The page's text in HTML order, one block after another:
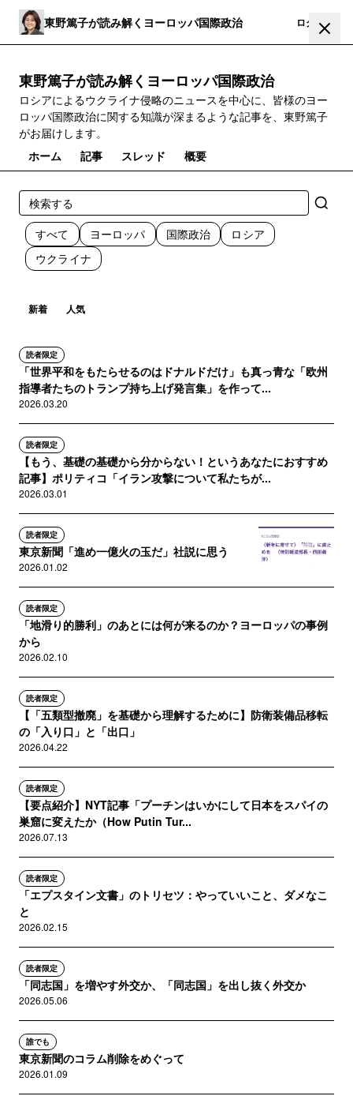
東野篤子が読み解くヨーロッパ国際政治 ログイン
東野篤子が読み解くヨーロッパ国際政治
ロシアによるウクライナ侵略のニュースを中心に、皆様のヨー
ロッパ国際政治に関する知識が深まるような記事を、東野篤子
がお届けします。
ホーム
記事 スレッド 概要
すべて ヨーロッパ 国際政治
ロシア
ウクライナ
新着 人気
読者限定
「世界平和をもたらせるのはドナルドだけ」も真っ青な「欧州
指導者たちのトランプ持ち上げ発言集」を作って...
2026.03.20
読者限定
【もう、基礎の基礎から分からない！というあなたにおすすめ
記事】ポリティコ「イラン攻撃について私たちが...
2026.03.01
読者限定
東京新聞「進め一億火の玉だ」社説に思う
2026.01.02
読者限定
「地滑り的勝利」のあとには何が来るのか？ヨーロッパの事例
から
2026.02.10
読者限定
【「五類型撤廃」を基礎から理解するために】防衛装備品移転
の「入り口」と「出口」
2026.04.22
読者限定
【要点紹介】NYT記事「プーチンはいかにして日本をスパイの
巣窟に変えたか（How Putin Tur...
2026.07.13
読者限定
「エプスタイン文書」のトリセツ：やっていいこと、ダメなこ
と
2026.02.15
読者限定
「同志国」を増やす外交か、「同志国」を出し抜く外交か
2026.05.06
誰でも
東京新聞のコラム削除をめぐって
2026.01.09